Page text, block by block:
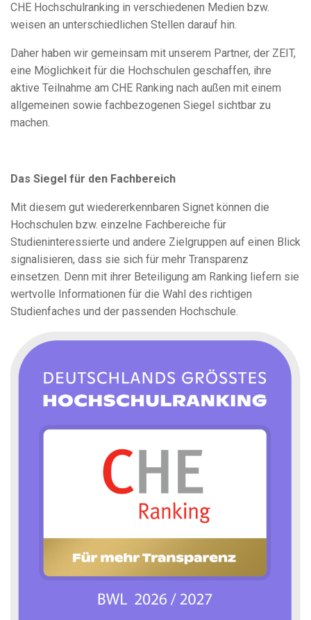
CHE Hochschulranking in verschiedenen Medien bzw.
weisen an unterschiedlichen Stellen darauf hin.
Daher haben wir gemeinsam mit unserem Partner, der ZEIT,
eine Möglichkeit für die Hochschulen geschaffen, ihre
aktive Teilnahme am CHE Ranking nach außen mit einem
allgemeinen sowie fachbezogenen Siegel sichtbar zu
machen.
Das Siegel für den Fachbereich
Mit diesem gut wiedererkennbaren Signet können die
Hochschulen bzw. einzelne Fachbereiche für
Studieninteressierte und andere Zielgruppen auf einen Blick
signalisieren, dass sie sich für mehr Transparenz
einsetzen. Denn mit ihrer Beteiligung am Ranking liefern sie
wertvolle Informationen für die Wahl des richtigen
Studienfaches und der passenden Hochschule.